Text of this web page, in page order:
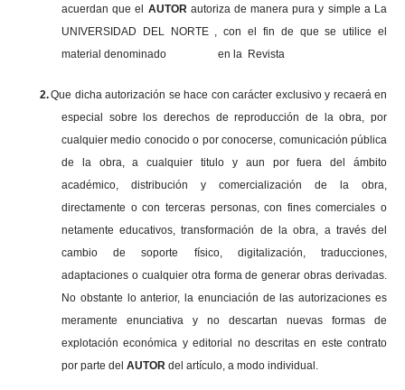
acuerdan que el AUTOR autoriza de manera pura y simple a La
UNIVERSIDAD DEL NORTE , con el fin de que se utilice el
material denominado en la Revista
2.Que dicha autorización se hace con carácter exclusivo y recaerá en
especial sobre los derechos de reproducción de la obra, por
cualquier medio conocido o por conocerse, comunicación pública
de la obra, a cualquier titulo y aun por fuera del ámbito
académico, distribución y comercialización de la obra,
directamente o con terceras personas, con fines comerciales o
netamente educativos, transformación de la obra, a través del
cambio de soporte físico, digitalización, traducciones,
adaptaciones o cualquier otra forma de generar obras derivadas.
No obstante lo anterior, la enunciación de las autorizaciones es
meramente enunciativa y no descartan nuevas formas de
explotación económica y editorial no descritas en este contrato
por parte del AUTORdel artículo, a modo individual.